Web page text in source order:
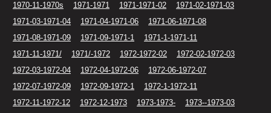
1970-11-1970s
1971-1971 1971-1971-02
1971-02-1971-03
1971-03-1971-04
1971-04-1971-06
1971-06-1971-08
1971-08-1971-09
1971-09-1971-1
1971-1-1971-11
1971-11-1971/
1971/-1972 1972-1972-02
1972-02-1972-03
1972-03-1972-04
1972-04-1972-06
1972-06-1972-07
1972-07-1972-09
1972-09-1972-1
1972-1-1972-11
1972-11-1972-12
1972-12-1973 1973-1973-
1973--1973-03